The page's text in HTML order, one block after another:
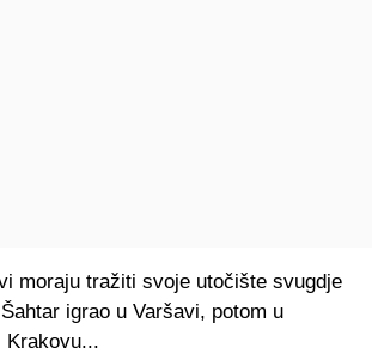
moraju tražiti svoje utočište svugdje
igrao u Varšavi, potom u
Krakovu...